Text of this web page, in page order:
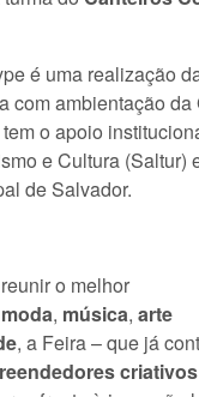
é uma realização
com ambientação da
o apoio
e Cultura (Saltur)
de Salvador.
o melhor
moda, música, arte
, a Feira – que já
criativos